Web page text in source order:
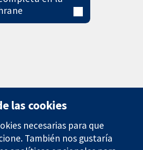
11-13 Cavendish
Contacto
las cookies
necesarias para que
También nos gustaría